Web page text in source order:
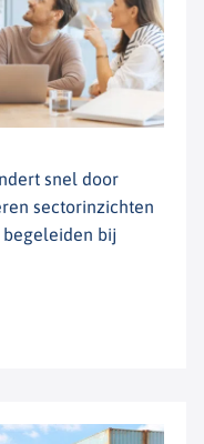
snel door
sectorinzichten
bij